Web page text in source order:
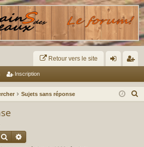
Retour vers le site
ne cri
Inscription
Sujets sans réponse
Rechercher
Recherche avancée